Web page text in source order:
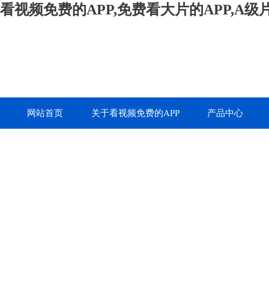
看视频免费的APP,免费看大片的APP,A级
网站首页 关于看视频免费的APP 产品中心